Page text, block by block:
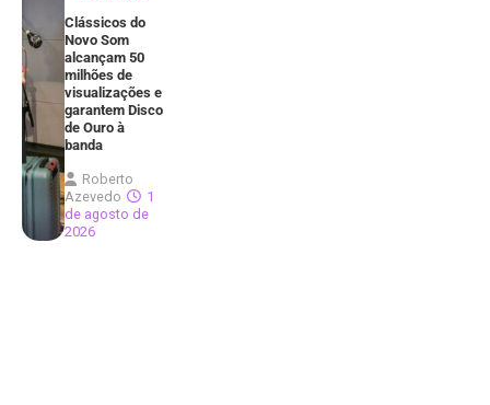
Clássicos do
Novo Som
alcançam 50
milhões de
visualizações e
garantem Disco
de Ouro à
banda
Roberto
Azevedo
1
de agosto de
2026